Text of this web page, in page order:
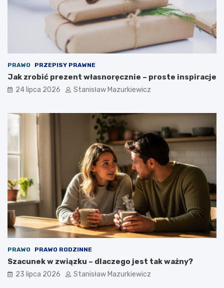
PRAWO PRZEPISY PRAWNE
Jak zrobić prezent własnoręcznie – proste inspiracje
24 lipca 2026 Stanisław Mazurkiewicz
PRAWO PRAWO RODZINNE
Szacunek w związku – dlaczego jest tak ważny?
23 lipca 2026 Stanisław Mazurkiewicz